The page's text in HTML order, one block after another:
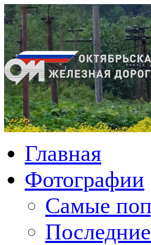
Главная
Фотографии
Cамые